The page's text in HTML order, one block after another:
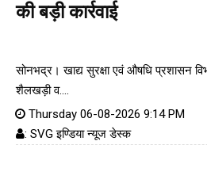
की बड़ी कार्रवाई
सोनभद्र। खाद्य सुरक्षा एवं औषधि प्रशासन
शैलखड़ी व....
Thursday 06-08-2026 9:14 PM
: SVG इण्डिया न्यूज डेस्क